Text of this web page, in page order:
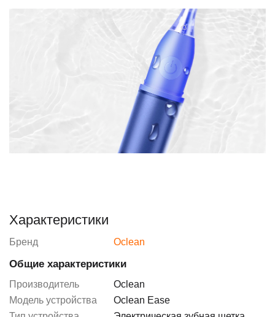
Характеристики
Бренд Oclean
Общие характеристики
Производитель
Oclean
Модель устройства
Oclean Ease